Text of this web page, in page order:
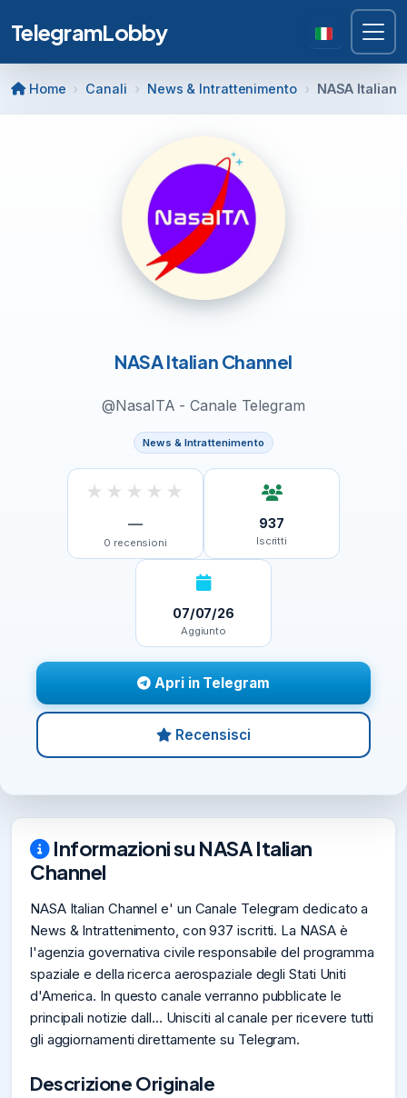
TelegramLobby
Home Canali News & Intrattenimento NASA Italian
NASA Italian Channel
@NasaITA - Canale Telegram
News & Intrattenimento
★ ★ ★ ★ ★
—
0 recensioni
937
Iscritti
07/07/26
Aggiunto
Apri in Telegram
Recensisci
Informazioni su NASA Italian
Channel
NASA Italian Channel e' un Canale Telegram dedicato a
News & Intrattenimento, con 937 iscritti. La NASA è
l'agenzia governativa civile responsabile del programma
spaziale e della ricerca aerospaziale degli Stati Uniti
d'America. In questo canale verranno pubblicate le
principali notizie dall... Unisciti al canale per ricevere tutti
gli aggiornamenti direttamente su Telegram.
Descrizione Originale